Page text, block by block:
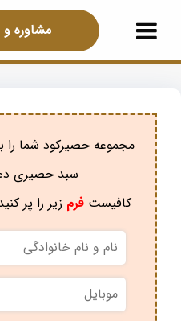
مشاوره
مجموعه حصیرکود شما را
سبد حصیری
کافیستفرم زیر را پر
نام
و
نام
خانوادگی
موبایل